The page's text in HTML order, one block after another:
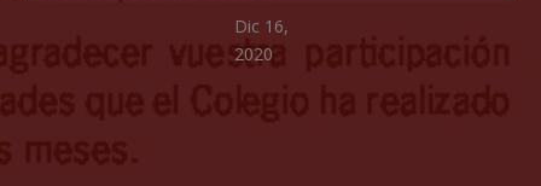
Dic 16,
2020